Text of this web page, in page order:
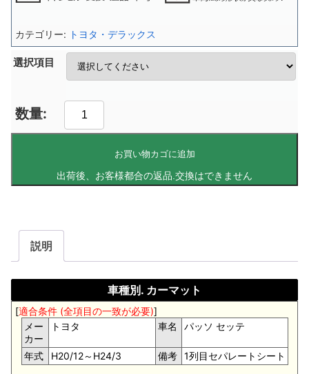
選択項目
お買い物カゴに追加
カテゴリー: トヨタ・デラックス
説明
車種別. カーマット
[適合条件 (全項目の一致が必要)]
メー
カー
トヨタ 車名 パッソ セッテ
年式 H20/12～H24/3 備考 1列目セパレートシート